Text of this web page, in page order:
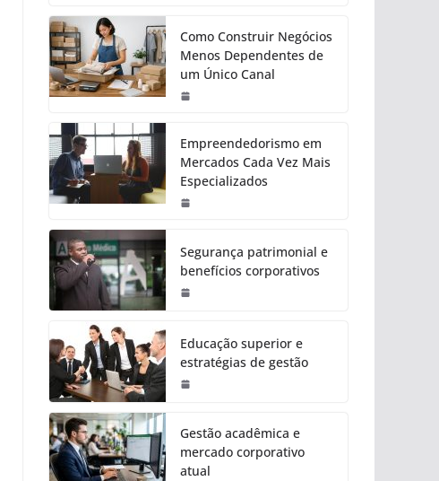
Como Construir Negócios
Menos Dependentes de
um Único Canal
Empreendedorismo em
Mercados Cada Vez Mais
Especializados
Segurança patrimonial e
benefícios corporativos
Educação superior e
estratégias de gestão
Gestão acadêmica e
mercado corporativo
atual